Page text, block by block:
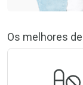
Os melhores